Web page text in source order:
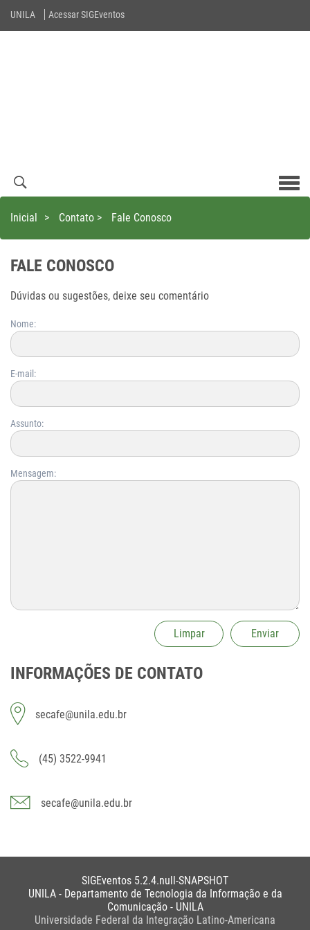
UNILA Acessar SIGEventos
Inicial > Contato > Fale Conosco
FALE CONOSCO
Dúvidas ou sugestões, deixe seu comentário
Nome:
E-mail:
Assunto:
Mensagem:
Limpar Enviar
INFORMAÇÕES DE CONTATO
secafe@unila.edu.br
(45) 3522-9941
secafe@unila.edu.br
SIGEventos 5.2.4.null-SNAPSHOT
UNILA - Departamento de Tecnologia da Informação e da
Comunicação - UNILA
Universidade Federal da Integração Latino-Americana